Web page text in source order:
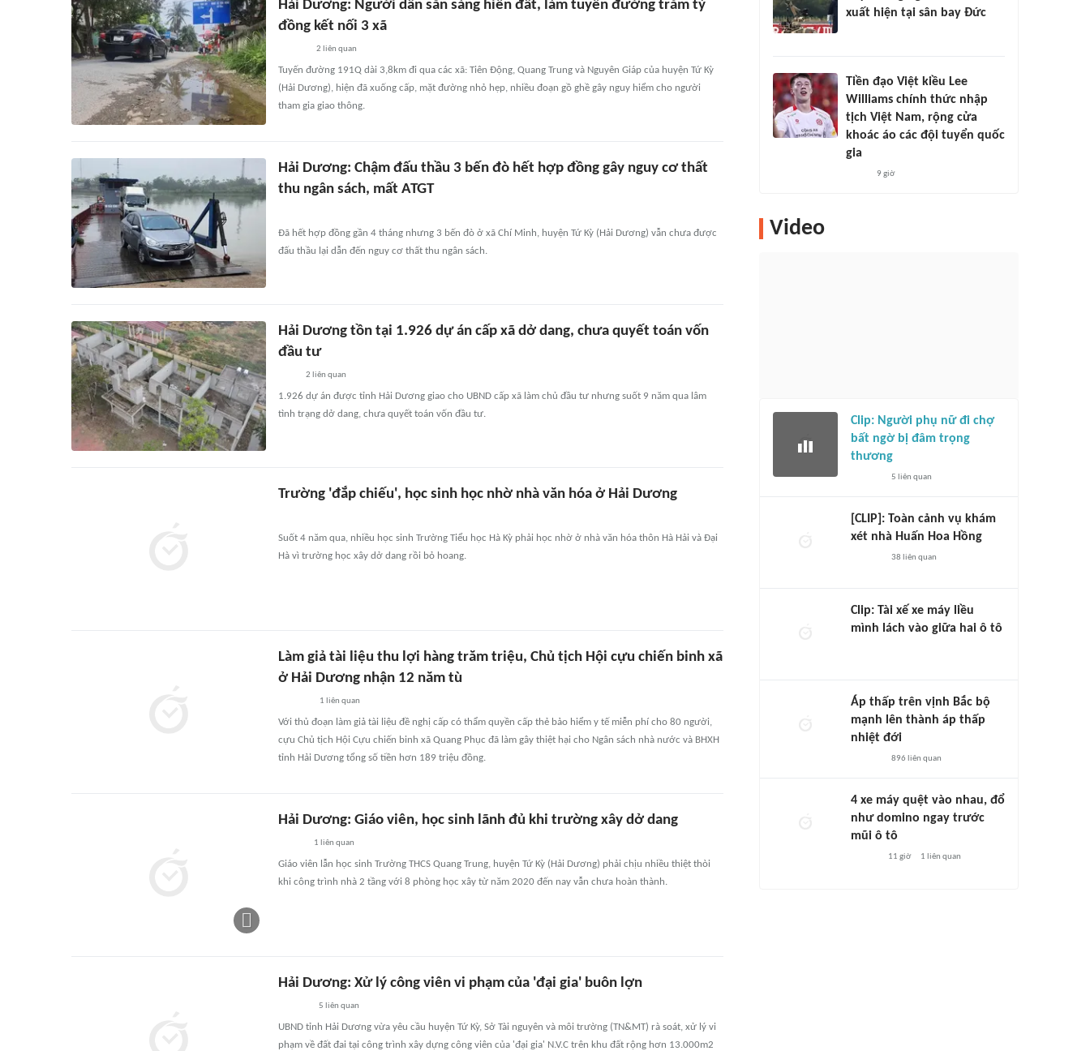
Hải Dương: Người dân sẵn sàng hiến đất, làm tuyến đường trăm tỷ
đồng kết nối 3 xã
2 liên quan
Tuyến đường 191Q dài 3,8km đi qua các xã: Tiên Động, Quang Trung và Nguyên Giáp của huyện Tứ Kỳ
(Hải Dương), hiện đã xuống cấp, mặt đường nhỏ hẹp, nhiều đoạn gồ ghề gây nguy hiểm cho người
tham gia giao thông.
Hải Dương: Chậm đấu thầu 3 bến đò hết hợp đồng gây nguy cơ thất
thu ngân sách, mất ATGT
Đã hết hợp đồng gần 4 tháng nhưng 3 bến đò ở xã Chí Minh, huyện Tứ Kỳ (Hải Dương) vẫn chưa được
đấu thầu lại dẫn đến nguy cơ thất thu ngân sách.
Hải Dương tồn tại 1.926 dự án cấp xã dở dang, chưa quyết toán vốn
đầu tư
2 liên quan
1.926 dự án được tỉnh Hải Dương giao cho UBND cấp xã làm chủ đầu tư nhưng suốt 9 năm qua lâm
tình trạng dở dang, chưa quyết toán vốn đầu tư.
Trường 'đắp chiếu', học sinh học nhờ nhà văn hóa ở Hải Dương
Suốt 4 năm qua, nhiều học sinh Trường Tiểu học Hà Kỳ phải học nhờ ở nhà văn hóa thôn Hà Hải và Đại
Hà vì trường học xây dở dang rồi bỏ hoang.
Làm giả tài liệu thu lợi hàng trăm triệu, Chủ tịch Hội cựu chiến binh xã
ở Hải Dương nhận 12 năm tù
1 liên quan
Với thủ đoạn làm giả tài liệu đề nghị cấp có thẩm quyền cấp thẻ bảo hiểm y tế miễn phí cho 80 người,
cựu Chủ tịch Hội Cựu chiến binh xã Quang Phục đã làm gây thiệt hại cho Ngân sách nhà nước và BHXH
tỉnh Hải Dương tổng số tiền hơn 189 triệu đồng.
Hải Dương: Giáo viên, học sinh lãnh đủ khi trường xây dở dang
1 liên quan
Giáo viên lẫn học sinh Trường THCS Quang Trung, huyện Tứ Kỳ (Hải Dương) phải chịu nhiều thiệt thòi
khi công trình nhà 2 tầng với 8 phòng học xây từ năm 2020 đến nay vẫn chưa hoàn thành.
Hải Dương: Xử lý công viên vi phạm của 'đại gia' buôn lợn
5 liên quan
UBND tỉnh Hải Dương vừa yêu cầu huyện Tứ Kỳ, Sở Tài nguyên và môi trường (TN&MT) rà soát, xử lý vi
phạm về đất đai tại công trình xây dựng công viên của 'đại gia' N.V.C trên khu đất rộng hơn 13.000m2
xuất hiện tại sân bay Đức
Tiền đạo Việt kiều Lee
Williams chính thức nhập
tịch Việt Nam, rộng cửa
khoác áo các đội tuyển quốc
gia
9 giờ
Video
Clip: Người phụ nữ đi chợ
bất ngờ bị đâm trọng
thương
5 liên quan
[CLIP]: Toàn cảnh vụ khám
xét nhà Huấn Hoa Hồng
38 liên quan
Clip: Tài xế xe máy liều
mình lách vào giữa hai ô tô
Áp thấp trên vịnh Bắc bộ
mạnh lên thành áp thấp
nhiệt đới
896 liên quan
4 xe máy quệt vào nhau, đổ
như domino ngay trước
mũi ô tô
11 giờ 1 liên quan